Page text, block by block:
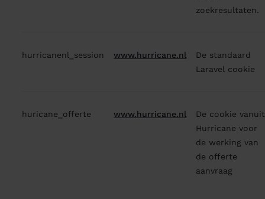
zoekresultaten.
hurricanenl_session www.hurricane.nl
De standaard
Laravel cookie
huricane_offerte www.hurricane.nl
De cookie vanuit
Hurricane voor
de werking van
de offerte
aanvraag